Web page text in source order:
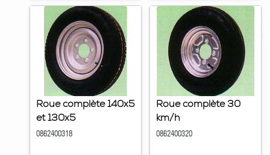
Roue complète 140x5
et 130x5
0862400318
Roue complète 30
km/h
0862400320